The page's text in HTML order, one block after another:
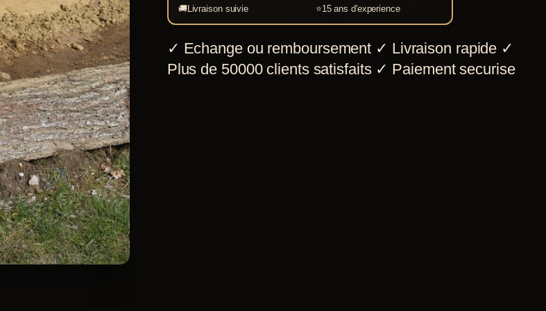
bleue
🚚Livraison suivie ⭐15 ans d'experience
✓ Echange ou remboursement ✓ Livraison rapide ✓
Plus de 50000 clients satisfaits ✓ Paiement securise